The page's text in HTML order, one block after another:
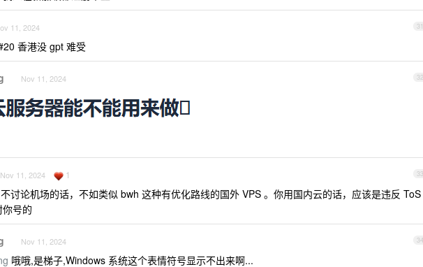
31
11, 2024
香港没 gpt 难受
32
Nov 11, 2024
33
Nov 11, 2024 1
讨论机场的话，不如类似 bwh 这种有优化路线的国外 VPS 。你用国内云的话，应该是违反 ToS
号的
34
Nov 11, 2024
哦哦,是梯子,Windows 系统这个表情符号显示不出来啊...